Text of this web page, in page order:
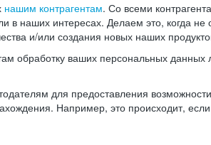
нашим контрагентам. Со всеми
в наших интересах. Делаем это, когда
и/или создания новых наших
обработку ваших персональных
для предоставления
Например, это происходит,